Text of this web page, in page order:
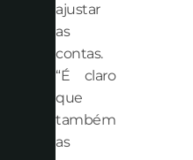
ajustar
as
contas.
“É claro
que
também
as